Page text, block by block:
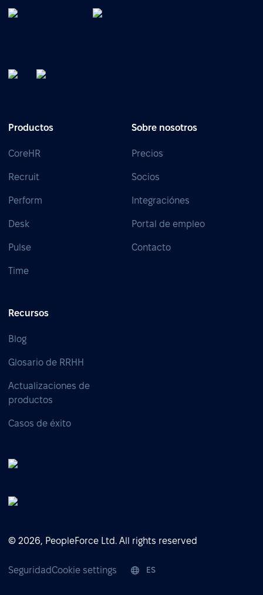
Productos
CoreHR
Recruit
Perform
Desk
Pulse
Time
Sobre nosotros
Precios
Socios
Integraciónes
Portal de empleo
Contacto
Recursos
Blog
Glosario de RRHH
Actualizaciones de
productos
Casos de éxito
© 2026, PeopleForce Ltd. All rights reserved
SeguridadCookie settings ES